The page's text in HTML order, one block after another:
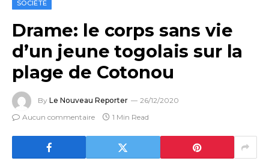
SOCIÉTÉ
Drame: le corps sans vie
d’un jeune togolais sur la
plage de Cotonou
By Le Nouveau Reporter
26/12/2020
Aucun commentaire
1 Min Read